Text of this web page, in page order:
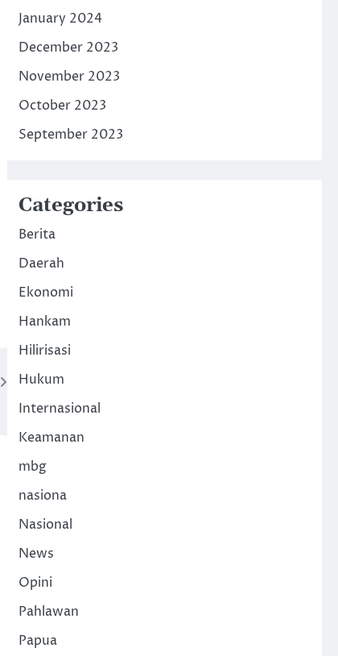
January 2024
December 2023
November 2023
October 2023
September 2023
Categories
Berita
Daerah
Ekonomi
Hankam
Hilirisasi
Hukum
Internasional
Keamanan
mbg
nasiona
Nasional
News
Opini
Pahlawan
Papua